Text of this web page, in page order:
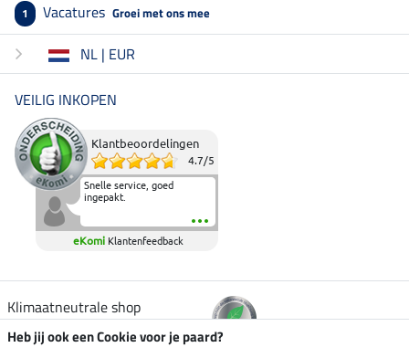
1 Vacatures Groei met ons mee
NL | EUR
VEILIG INKOPEN
Klantbeoordelingen
4.7/5
Snelle service, goed
ingepakt.
eKomi Klantenfeedback
Klimaatneutrale shop
Heb jij ook een Cookie voor je paard?